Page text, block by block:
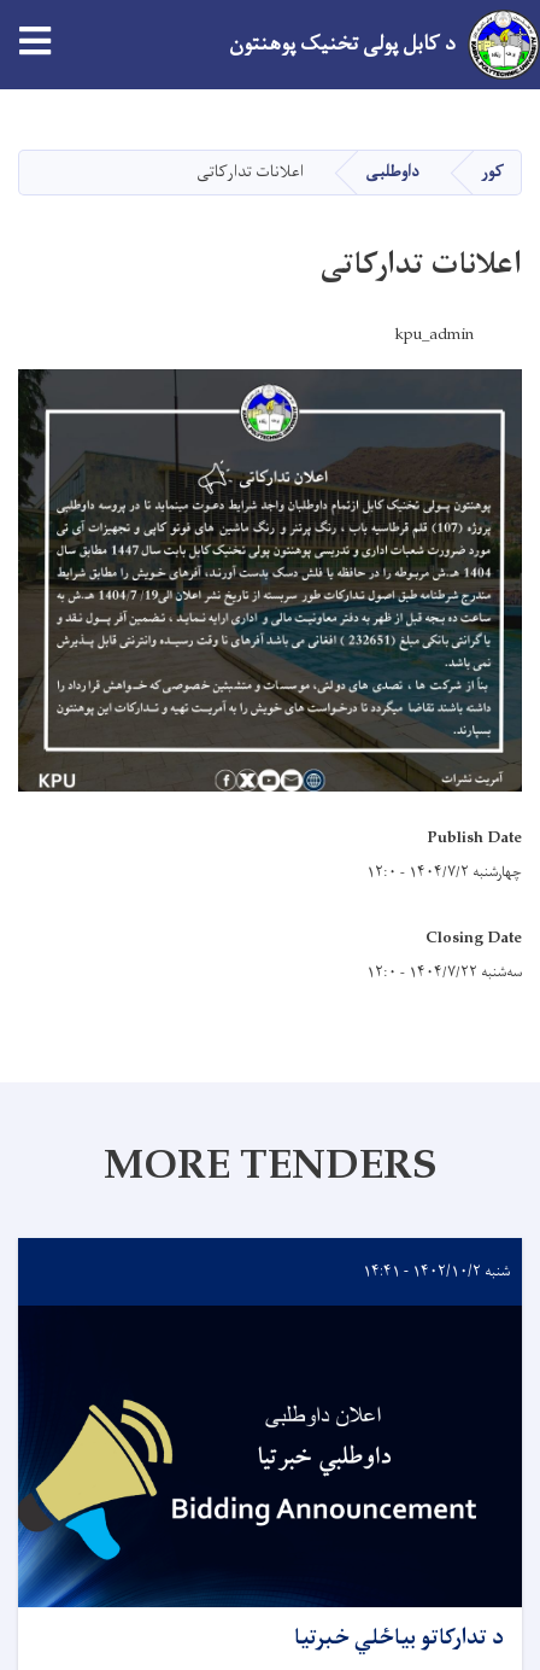
دانګل
د کابل پولی تخنیک پوهنتون
کور داوطلبی اعلانات تدارکاتی
اعلانات تدارکاتی
kpu_admin
Publish Date
چهارشنبه ۱۴۰۴/۷/۲ - ۱۲:۰
Closing Date
سه‌شنبه ۱۴۰۴/۷/۲۲ - ۱۲:۰
MORE TENDERS
شنبه ۱۴۰۲/۱۰/۲ - ۱۴:۴۱
د تدارکاتو بیاځلي خبرتیا